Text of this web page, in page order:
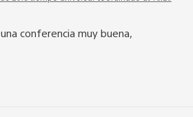
conferencia muy buena,